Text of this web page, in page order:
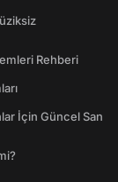
Rehberi
İçin Güncel San